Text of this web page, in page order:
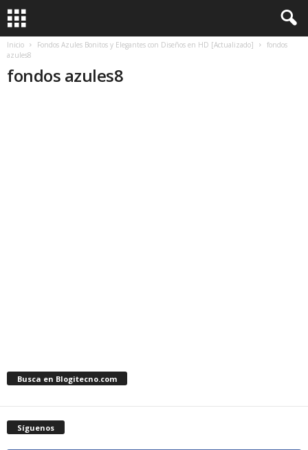
Inicio Fondos Azules Bonitos y Elegantes con Diseños en HD [Actualizado]
fondos
azules8
fondos azules8
Busca en Blogitecno.com
Síguenos